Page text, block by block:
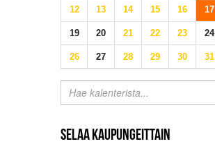
12 13 14 15 16 17
19 20 21 22 23 24
26 27 28 29 30 31
SELAA KAUPUNGEITTAIN